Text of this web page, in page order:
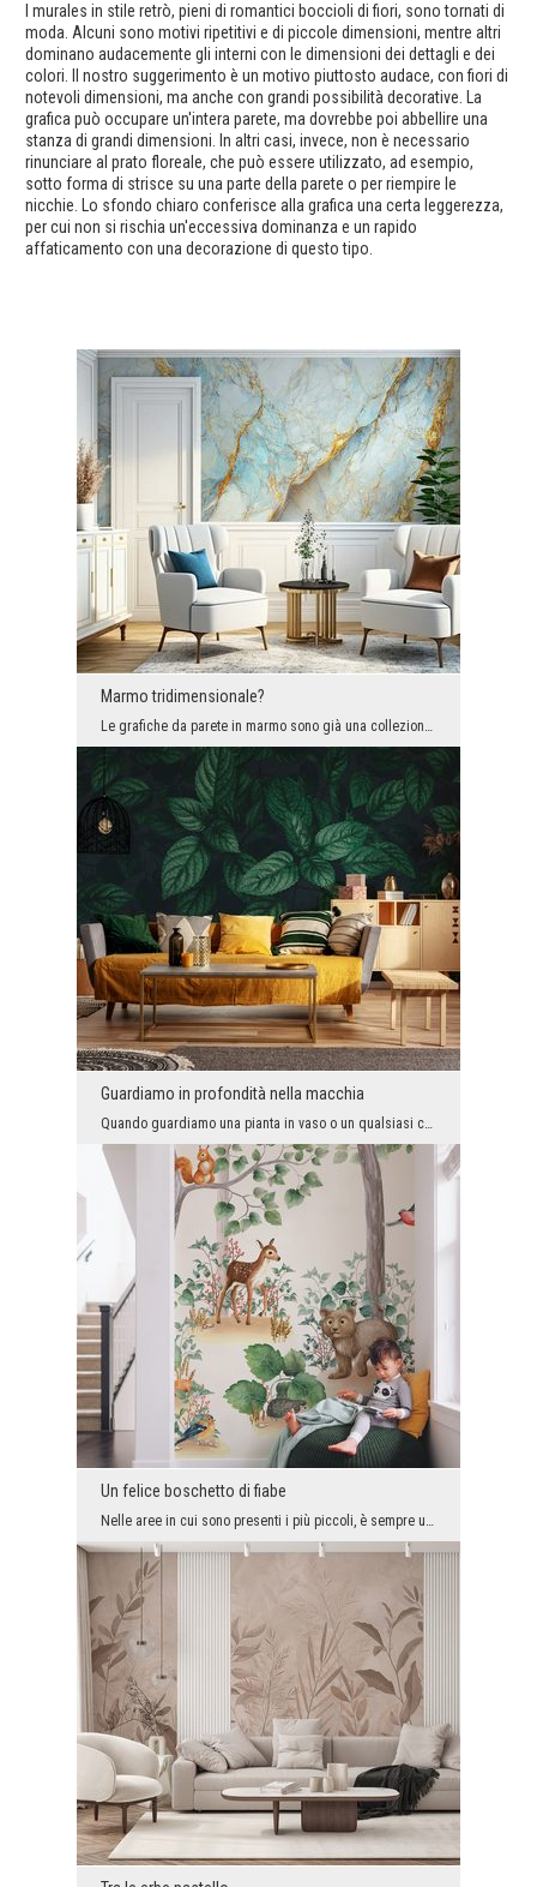
I murales in stile retrò, pieni di romantici boccioli di fiori, sono tornati di
moda. Alcuni sono motivi ripetitivi e di piccole dimensioni, mentre altri
dominano audacemente gli interni con le dimensioni dei dettagli e dei
colori. Il nostro suggerimento è un motivo piuttosto audace, con fiori di
notevoli dimensioni, ma anche con grandi possibilità decorative. La
grafica può occupare un'intera parete, ma dovrebbe poi abbellire una
stanza di grandi dimensioni. In altri casi, invece, non è necessario
rinunciare al prato floreale, che può essere utilizzato, ad esempio,
sotto forma di strisce su una parte della parete o per riempire le
nicchie. Lo sfondo chiaro conferisce alla grafica una certa leggerezza,
per cui non si rischia un'eccessiva dominanza e un rapido
affaticamento con una decorazione di questo tipo.
Marmo tridimensionale?
Le grafiche da parete in marmo sono già una collezione importante nel nostro assortimento. Sappia...
Guardiamo in profondità nella macchia
Quando guardiamo una pianta in vaso o un qualsiasi cespuglio in modo ordinario e quotidiano, perc...
Un felice boschetto di fiabe
Nelle aree in cui sono presenti i più piccoli, è sempre una buona idea mettere delle decorazioni ...